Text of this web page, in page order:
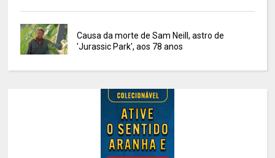
Causa da morte de Sam Neill, astro de
'Jurassic Park', aos 78 anos